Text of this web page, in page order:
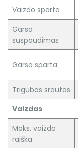
Vaizdo sparta
Garso
suspaudimas
Garso sparta
Trigubas srautas
Vaizdas
Maks. vaizdo
raiška